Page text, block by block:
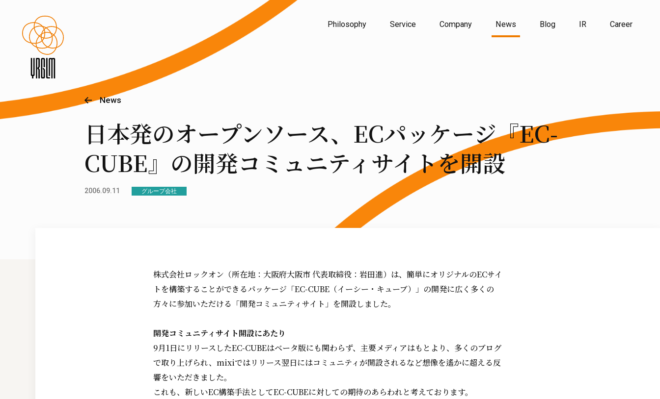
Philosophy Service Company News Blog IR Career
News
日本発のオープンソース、ECパッケージ『EC-
CUBE』の開発コミュニティサイトを開設
2006.09.11 グループ会社
株式会社ロックオン（所在地：大阪府大阪市 代表取締役：岩田進）は、簡単にオリジナルのECサイ
トを構築することができるパッケージ「EC-CUBE（イーシー・キューブ）」の開発に広く多くの
方々に参加いただける「開発コミュニティサイト」を開設しました。
開発コミュニティサイト開設にあたり
9月1日にリリースしたEC-CUBEはベータ版にも関わらず、主要メディアはもとより、多くのブログ
で取り上げられ、mixiではリリース翌日にはコミュニティが開設されるなど想像を遙かに超える反
響をいただきました。
これも、新しいEC構築手法としてEC-CUBEに対しての期待のあらわれと考えております。